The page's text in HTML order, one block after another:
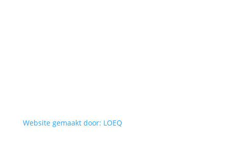
Website gemaakt door: LOEQ